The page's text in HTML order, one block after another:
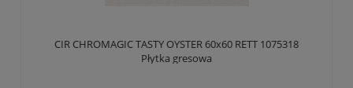
CIR CHROMAGIC TASTY OYSTER 60x60 RETT 1075318
Płytka gresowa